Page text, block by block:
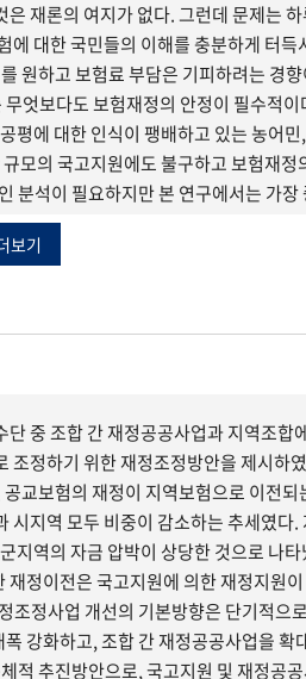
재론의 여지가 없다. 그런데 문제는
대한 국민들의 이해를 충분하게 터득
원하고 보험료 부담은 기피하려는 경
엇보다도 보험재정의 안정이 필수적이
평에 대한 인식이 팽배하고 있는 농어
모의 국고지원에도 불구하고 보험재정
, 보험재정 누수 등에 관한 체계적 분석
보기
중 조합 간 재정공공사업과 지역조합
위한 재정조정방안을 제시하였다. 재정공공
교보험의 재정이 지역보험으로 이전되
지역 모두 비중이 감소하는 추세였다.
지역의 자금 압박이 상당한 것으로 나타
정이전은 국고지원에 의한 재정지원
조정사업 개선의 기본방향은 단기적으
강화하고, 조합 간 재정공공사업을 확